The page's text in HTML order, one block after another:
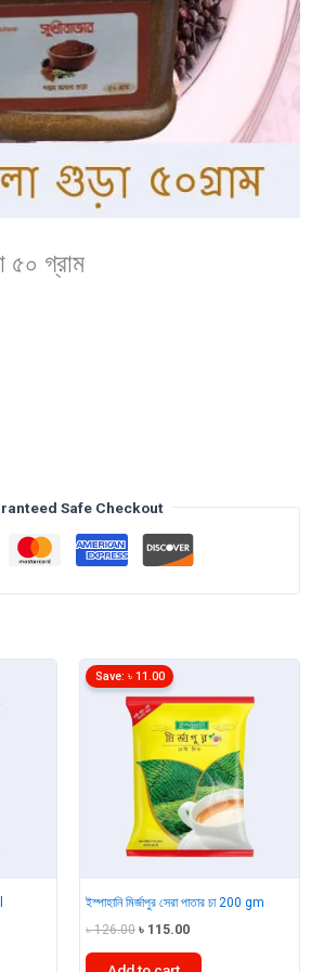
৫০ গ্রাম
Safe Checkout
ইস্পাহানি মির্জাপুর সেরা পাতার চা 200 gm
৳126.00 Original
was:
৳ 115.00Current
Save: ৳ 11.00